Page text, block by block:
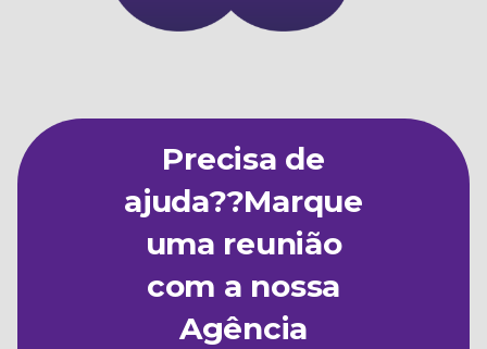
Precisa de
ajuda??Marque
uma reunião
com a nossa
Agência